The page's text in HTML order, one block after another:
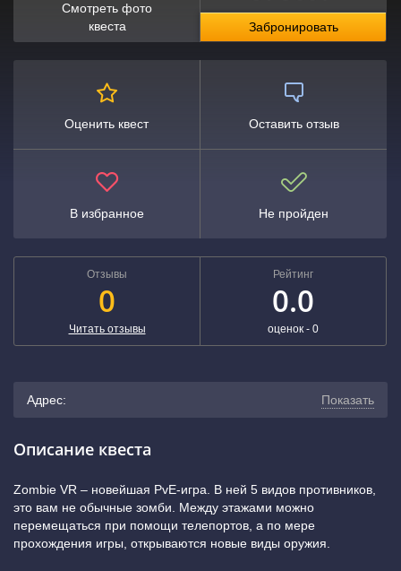
Смотреть фото
квеста
Забронировать
Оценить квест Оставить отзыв
В избранное Не пройден
Отзывы
0
Читать отзывы
Рейтинг
0.0
оценок - 0
Адрес: Показать
на карте)
+7 (800) 222-5238
Описание квеста
Zombie VR – новейшая PvE-игра. В ней 5 видов противников,
это вам не обычные зомби. Между этажами можно
перемещаться при помощи телепортов, а по мере
прохождения игры, открываются новые виды оружия.